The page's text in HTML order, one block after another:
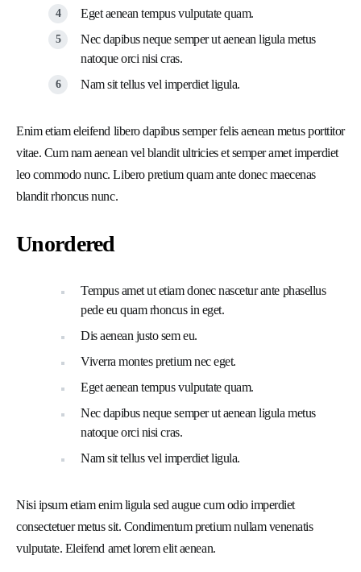
Eget aenean tempus vulputate quam.
Nec dapibus neque semper ut aenean ligula metus
natoque orci nisi cras.
Nam sit tellus vel imperdiet ligula.
Enim etiam eleifend libero dapibus semper felis aenean metus porttitor
vitae. Cum nam aenean vel blandit ultricies et semper amet imperdiet
leo commodo nunc. Libero pretium quam ante donec maecenas
blandit rhoncus nunc.
Unordered
Tempus amet ut etiam donec nascetur ante phasellus
pede eu quam rhoncus in eget.
Dis aenean justo sem eu.
Viverra montes pretium nec eget.
Eget aenean tempus vulputate quam.
Nec dapibus neque semper ut aenean ligula metus
natoque orci nisi cras.
Nam sit tellus vel imperdiet ligula.
Nisi ipsum etiam enim ligula sed augue cum odio imperdiet
consectetuer metus sit. Condimentum pretium nullam venenatis
vulputate. Eleifend amet lorem elit aenean.